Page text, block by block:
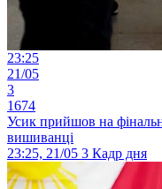
23:25
21/05
3
1674
Усик прийшов на
вишиванці
23:25, 21/05 3 Кадр дня